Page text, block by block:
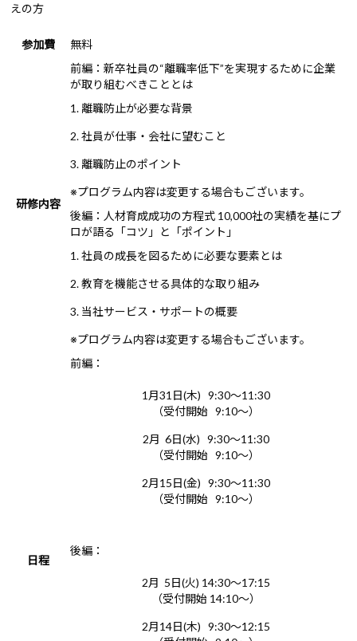
えの方
参加費 無料
研修内容
前編：新卒社員の“離職率低下”を実現するために企業
が取り組むべきこととは
1. 離職防止が必要な背景
2. 社員が仕事・会社に望むこと
3. 離職防止のポイント
※プログラム内容は変更する場合もございます。
後編：人材育成成功の方程式 10,000社の実績を基にプ
ロが語る「コツ」と「ポイント」
1. 社員の成長を図るために必要な要素とは
2. 教育を機能させる具体的な取り組み
3. 当社サービス・サポートの概要
※プログラム内容は変更する場合もございます。
日程
前編：
1月31日(木) 9:30～11:30
（受付開始 9:10～）
2月 6日(水) 9:30～11:30
（受付開始 9:10～）
2月15日(金) 9:30～11:30
（受付開始 9:10～）
後編：
2月 5日(火) 14:30～17:15
（受付開始 14:10～）
2月14日(木) 9:30～12:15